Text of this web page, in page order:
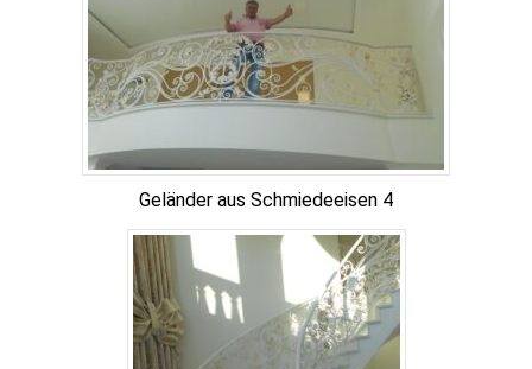
Geländer aus Schmiedeeisen 4